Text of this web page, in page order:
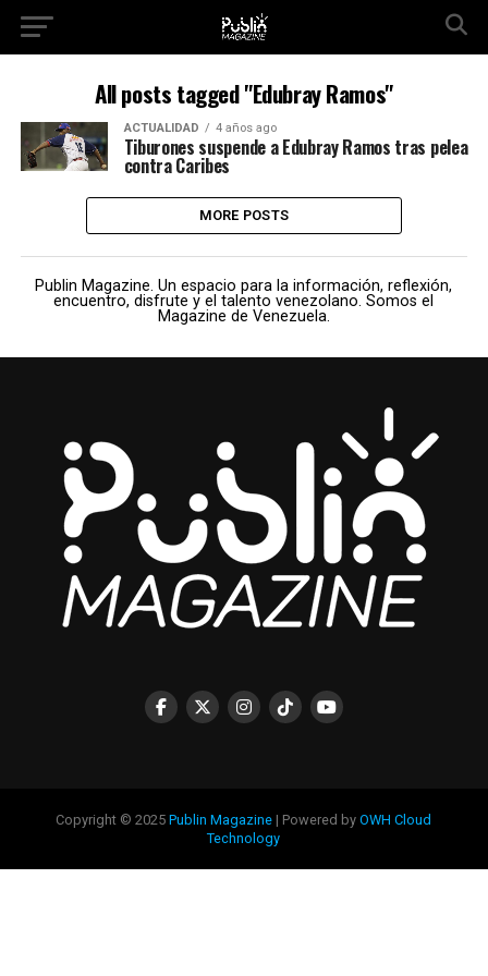
All posts tagged "Edubray Ramos"
ACTUALIDAD 4 años ago
Tiburones suspende a Edubray Ramos tras pelea
contra Caribes
MORE POSTS
Publin Magazine. Un espacio para la información, reflexión,
encuentro, disfrute y el talento venezolano. Somos el
Magazine de Venezuela.
Copyright © 2025Publin Magazine | Powered byOWH Cloud
Technology